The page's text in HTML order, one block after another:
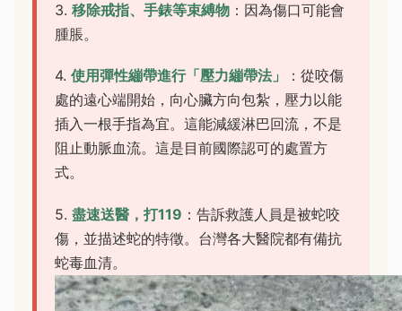
3. 移除戒指、手錶等束縛物 ：因為傷口可能會
腫脹。
4. 使用彈性繃帶進行「壓力繃帶法」
：從咬傷
處的遠心端開始，向心臟方向包紮，壓力以能
插入一根手指為宜。這能減緩淋巴回流，不是
阻止動脈血流。這是目前國際認可的處置方
式。
5. 盡速送醫，打119 ：告訴救護人員是被蛇咬
傷，並描述蛇的特徵。台灣各大醫院都有備抗
蛇毒血清。